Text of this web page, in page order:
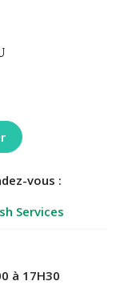
vous :
Services
à 17H30